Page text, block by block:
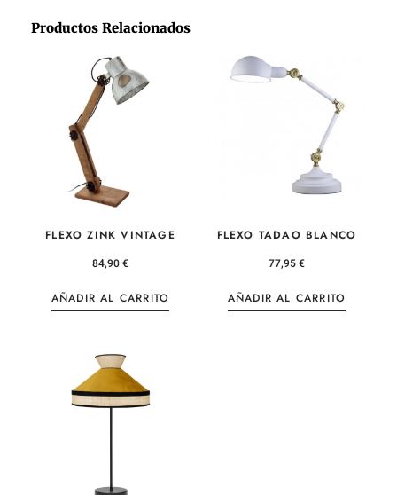
Productos Relacionados
FLEXO ZINK VINTAGE
84,90€
AÑADIR AL CARRITO
FLEXO TADAO BLANCO
77,95€
AÑADIR AL CARRITO